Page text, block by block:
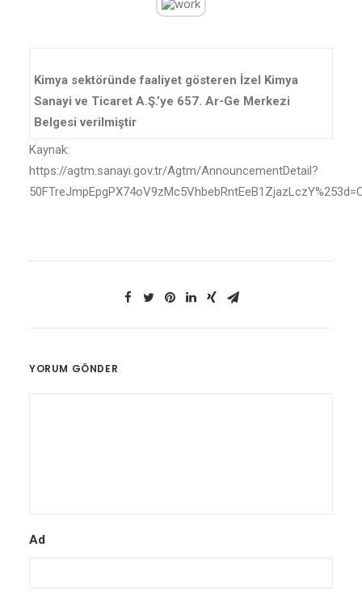
Kimya sektöründe faaliyet gösteren İzel Kimya
Sanayi ve Ticaret A.Ş.’ye 657. Ar-Ge Merkezi
Belgesi verilmiştir
Kaynak:
https://agtm.sanayi.gov.tr/Agtm/AnnouncementDetail?
YORUM GÖNDER
Ad